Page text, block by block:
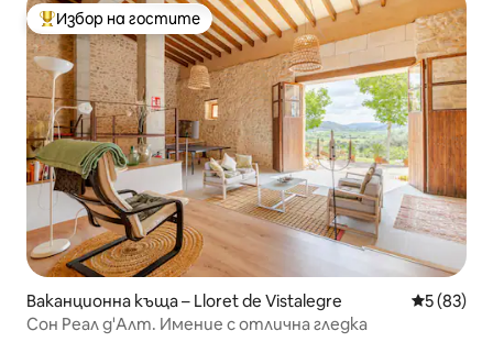
Най-популярен избор на гостите
Избор на гостите
Ваканционна къща – Lloret de Vistalegre Средна
5 (83)
Сон Реал д'Алт. Имение с отлична гледка